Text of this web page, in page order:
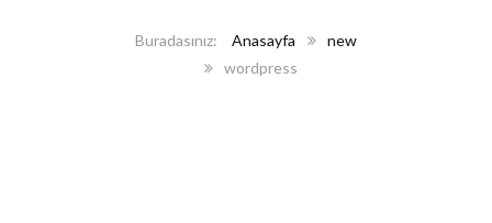
Anasayfa
new
wordpress